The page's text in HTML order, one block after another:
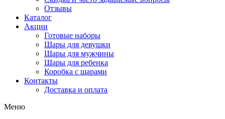
Отзывы
Каталог
Акции
Готовые наборы
Шары для девушки
Шары для мужчины
Шары для ребенка
Коробка с шарами
Контакты
Доставка и оплата
Меню